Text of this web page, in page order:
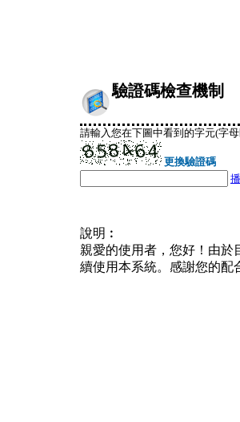
驗證碼檢查機制
請輸入您在下圖中看到的字元(字
更換驗證碼
說明︰
親愛的使用者，您好！由於
續使用本系統。感謝您的配